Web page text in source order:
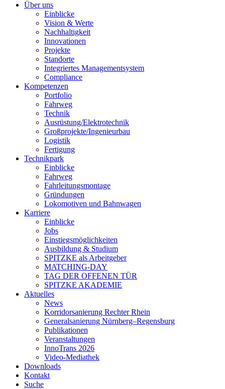
Über uns
Einblicke
Vision & Werte
Nachhaltigkeit
Innovationen
Projekte
Standorte
Integriertes Managementsystem
Compliance
Kompetenzen
Portfolio
Fahrweg
Technik
Ausrüstung/Elektrotechnik
Großprojekte/Ingenieurbau
Logistik
Fertigung
Technikpark
Einblicke
Fahrweg
Fahrleitungsmontage
Gründungen
Lokomotiven und Bahnwagen
Karriere
Einblicke
Jobs
Einstiegsmöglichkeiten
Ausbildung & Studium
SPITZKE als Arbeitgeber
MATCHING-DAY
TAG DER OFFENEN TÜR
SPITZKE AKADEMIE
Aktuelles
News
Korridorsanierung Rechter Rhein
Generalsanierung Nürnberg–Regensburg
Publikationen
Veranstaltungen
InnoTrans 2026
Video-Mediathek
Downloads
Kontakt
Suche